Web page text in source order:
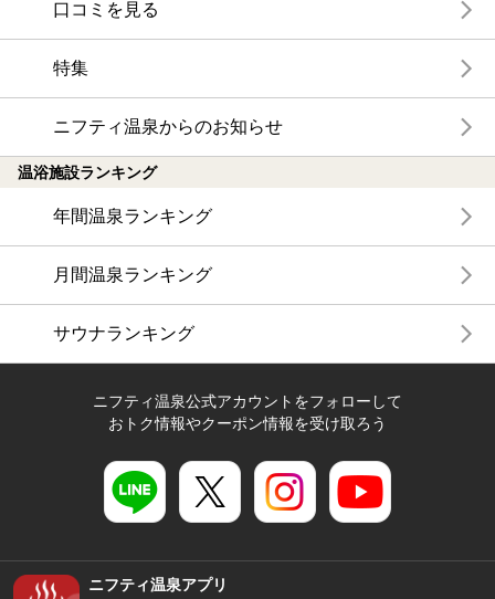
口コミを見る
特集
ニフティ温泉からのお知らせ
温浴施設ランキング
年間温泉ランキング
月間温泉ランキング
サウナランキング
ニフティ温泉公式アカウントをフォローして
おトク情報やクーポン情報を受け取ろう
ニフティ温泉アプリ